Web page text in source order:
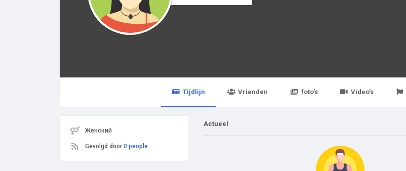
Tijdlijn Vrienden foto's Video’s
Женский
Gevolgd door 0 people
Actueel